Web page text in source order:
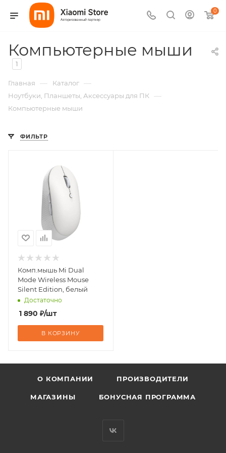
0
Компьютерные мыши
1
Главная — Каталог —
Ноутбуки, Планшеты, Аксессуары для ПК —
Компьютерные мыши
ФИЛЬТР
Комп.мышь Mi Dual
Mode Wireless Mouse
Silent Edition, белый
Достаточно
1 890 ₽/шт
В КОРЗИНУ
О КОМПАНИИ ПРОИЗВОДИТЕЛИ
МАГАЗИНЫ БОНУСНАЯ ПРОГРАММА